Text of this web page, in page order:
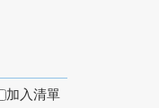
加入清單